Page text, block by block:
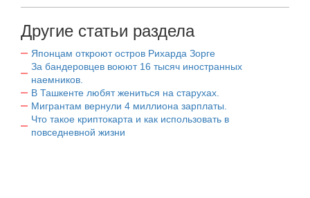
Другие статьи раздела
Японцам откроют остров Рихарда Зорге
За бандеровцев воюют 16 тысяч иностранных
наемников.
В Ташкенте любят жениться на старухах.
Мигрантам вернули 4 миллиона зарплаты.
Что такое криптокарта и как использовать в
повседневной жизни